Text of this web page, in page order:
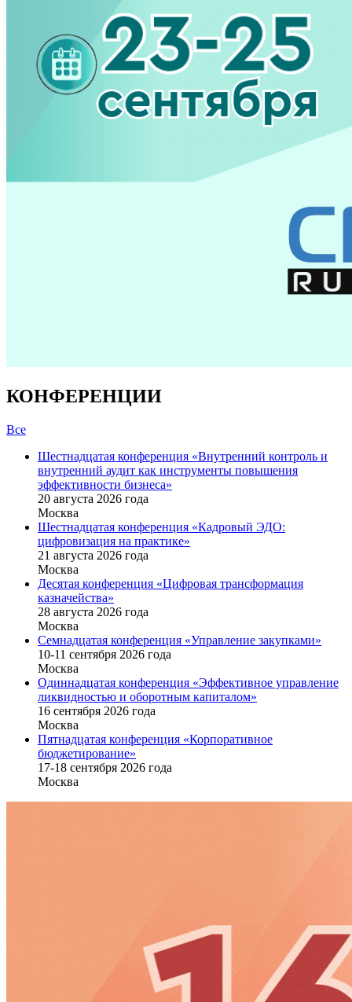
КОНФЕРЕНЦИИ
Все
Шестнадцатая конференция «Внутренний контроль и
внутренний аудит как инструменты повышения
эффективности бизнеса»
20 августа 2026 года
Москва
Шестнадцатая конференция «Кадровый ЭДО:
цифровизация на практике»
21 августа 2026 года
Москва
Десятая конференция «Цифровая трансформация
казначейства»
28 августа 2026 года
Москва
Семнадцатая конференция «Управление закупками»
10-11 сентября 2026 года
Москва
Одиннадцатая конференция «Эффективное управление
ликвидностью и оборотным капиталом»
16 cентября 2026 года
Москва
Пятнадцатая конференция «Корпоративное
бюджетирование»
17-18 сентября 2026 года
Москва